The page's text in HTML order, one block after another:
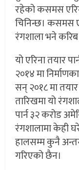
रहेको कसमस
चिनिन्छ। कसमस
रंगशाला भने
यो एरिना तयार
२०१४ मा
सन् २०१८ मा
तारिखमा यो
पार्न ३२ करोड
रंगशालामा केही
हालसम्म कुनै
गरिएको छैन।